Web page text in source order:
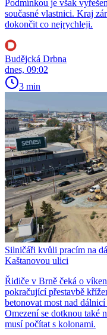
Podmínkou je však
současné vlastnici. Kraj
dokončit co nejrychleji.
Budějcká Drbna
dnes, 09:02
3 min
Silničáři kvůli pracím na
Kaštanovou ulici
Řidiče v Brně čeká o
pokračující přestavbě
betonovat most nad
Omezení se dotknou také
musí počítat s kolonami.